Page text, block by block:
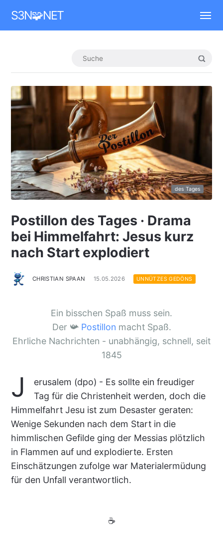
S3N🧩NET
des Tages
Postillon des Tages · Drama
bei Himmelfahrt: Jesus kurz
nach Start explodiert
CHRISTIAN SPAAN 15.05.2026 UNNÜTZES GEDÖNS
Ein bisschen Spaß muss sein.
Der 📯 Postillon macht Spaß.
Ehrliche Nachrichten - unabhängig, schnell, seit
1845
J
erusalem (dpo) - Es sollte ein freudiger
Tag für die Christenheit werden, doch die
Himmelfahrt Jesu ist zum Desaster geraten:
Wenige Sekunden nach dem Start in die
himmlischen Gefilde ging der Messias plötzlich
in Flammen auf und explodierte. Ersten
Einschätzungen zufolge war Materialermüdung
für den Unfall verantwortlich.
☕